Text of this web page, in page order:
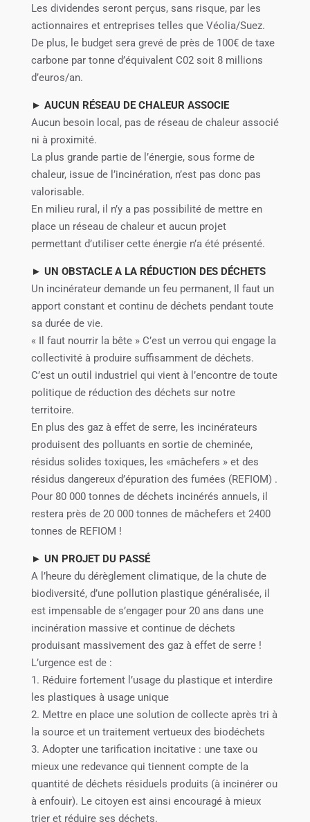
Les dividendes seront perçus, sans risque, par les
actionnaires et entreprises telles que Véolia/Suez.
De plus, le budget sera grevé de près de 100€ de taxe
carbone par tonne d’équivalent C02 soit 8 millions
d’euros/an.
► AUCUN RÉSEAU DE CHALEUR ASSOCIE
Aucun besoin local, pas de réseau de chaleur associé
ni à proximité.
La plus grande partie de l’énergie, sous forme de
chaleur, issue de l’incinération, n’est pas donc pas
valorisable.
En milieu rural, il n’y a pas possibilité de mettre en
place un réseau de chaleur et aucun projet
permettant d’utiliser cette énergie n’a été présenté.
► UN OBSTACLE A LA RÉDUCTION DES DÉCHETS
Un incinérateur demande un feu permanent, Il faut un
apport constant et continu de déchets pendant toute
sa durée de vie.
« Il faut nourrir la bête » C’est un verrou qui engage la
collectivité à produire suffisamment de déchets.
C’est un outil industriel qui vient à l’encontre de toute
politique de réduction des déchets sur notre
territoire.
En plus des gaz à effet de serre, les incinérateurs
produisent des polluants en sortie de cheminée,
résidus solides toxiques, les «mâchefers » et des
résidus dangereux d’épuration des fumées (REFIOM) .
Pour 80 000 tonnes de déchets incinérés annuels, il
restera près de 20 000 tonnes de mâchefers et 2400
tonnes de REFIOM !
► UN PROJET DU PASSÉ
A l’heure du dérèglement climatique, de la chute de
biodiversité, d’une pollution plastique généralisée, il
est impensable de s’engager pour 20 ans dans une
incinération massive et continue de déchets
produisant massivement des gaz à effet de serre !
L’urgence est de :
1. Réduire fortement l’usage du plastique et interdire
les plastiques à usage unique
2. Mettre en place une solution de collecte après tri à
la source et un traitement vertueux des biodéchets
3. Adopter une tarification incitative : une taxe ou
mieux une redevance qui tiennent compte de la
quantité de déchets résiduels produits (à incinérer ou
à enfouir). Le citoyen est ainsi encouragé à mieux
trier et réduire ses déchets.